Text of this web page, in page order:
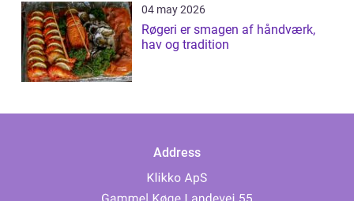
04 may 2026
Røgeri er smagen af håndværk,
hav og tradition
Address